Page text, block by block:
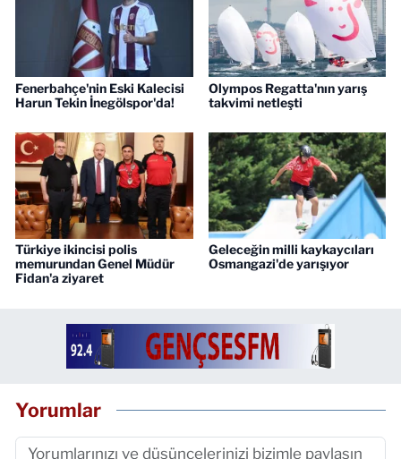
Fenerbahçe'nin Eski Kalecisi
Harun Tekin İnegölspor'da!
Olympos Regatta'nın yarış
takvimi netleşti
Türkiye ikincisi polis
memurundan Genel Müdür
Fidan'a ziyaret
Geleceğin milli kaykaycıları
Osmangazi'de yarışıyor
Yorumlar